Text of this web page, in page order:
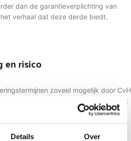
Details Over
dan de garantieverplichting van
verhaal dat deze derde biedt.
en risico
zoveel mogelijk door CvH
dit slechts benaderingen die CvH niet
is overeengekomen, is een
een fatale termijn. CvH is in
gehouden.